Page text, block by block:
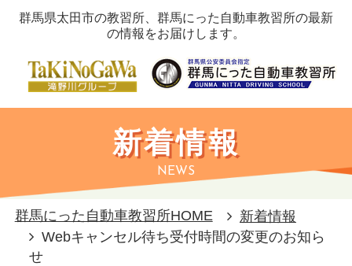
群馬県太田市の教習所、群馬にった自動車教習所の最新
の情報をお届けします。
新着情報
NEWS
群馬にった自動車教習所HOME
新着情報
Webキャンセル待ち受付時間の変更のお知ら
せ